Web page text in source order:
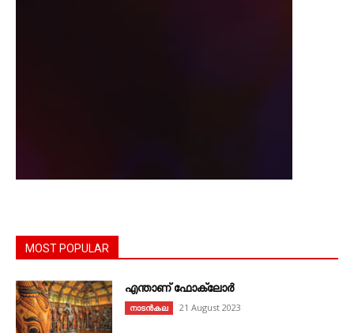
MOST POPULAR
എന്താണ്‌ ഫോക്‌ലോർ
നാടൻകല 21 August 2023